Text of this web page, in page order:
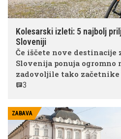
Kolesarski izleti: 5 najbolj
Sloveniji
Če iščete nove destinacije
Slovenija ponuja ogromno
zadovoljile tako
kolesarje. Spodaj smo jih
3
ZABAVA